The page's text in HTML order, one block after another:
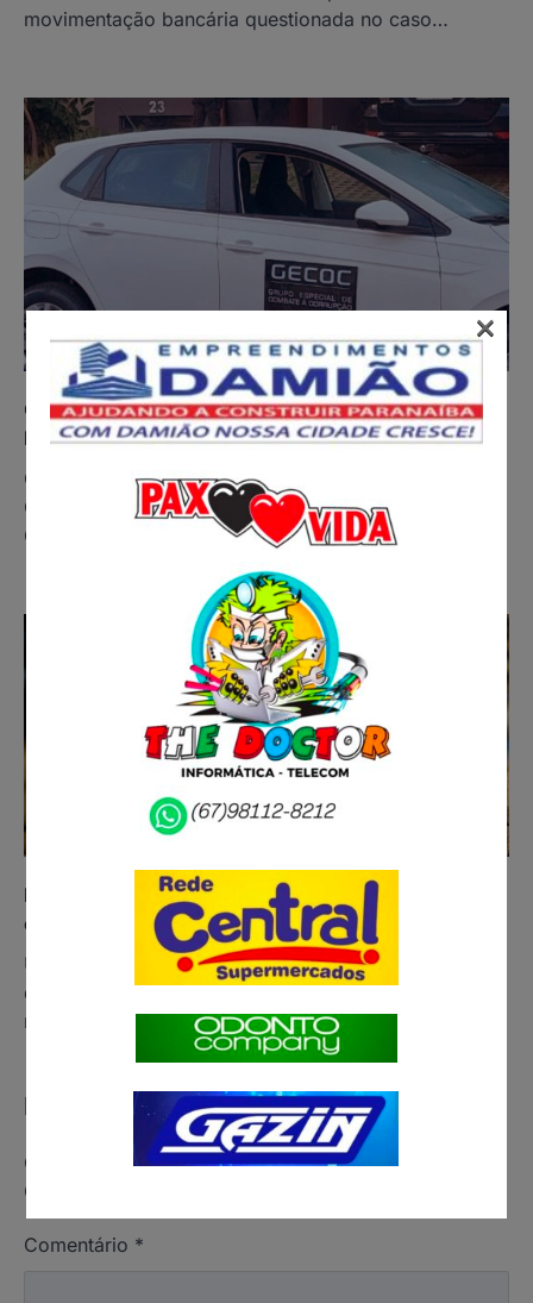
movimentação bancária questionada no caso…
Gaeco cumpre mandados na secretaria de
Infraestrutura de Campo Grande
O Gecoc/MPMS (Grupo Especial de Combate à
Corrupção), do Ministério Público do Estado de Mato
Grosso do Sul) cumpre na…
Levado por sucuri? Homem some durante pescaria
com os amigos
Um pescador, que não teve o nome divulgado,
desapareceu enquanto pescava com os amigos na
região do Assentamento Três Corações,…
Deixe um comentário
O seu endereço de e-mail não será publicado.
Campos obrigatórios são marcados com
Comentário *
×